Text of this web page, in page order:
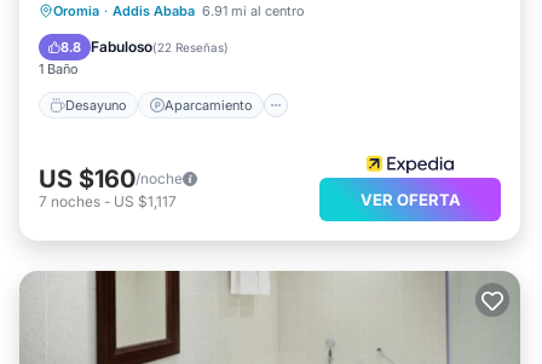
Oromia · Addis Ababa 6.91 mi al centro
8.8 Fabuloso(22 Reseñas)
1 Baño
Desayuno Aparcamiento
Desayuno Aparcamiento
Spa
US $160/noche
7 noches - US $1,117 VER OFERTA